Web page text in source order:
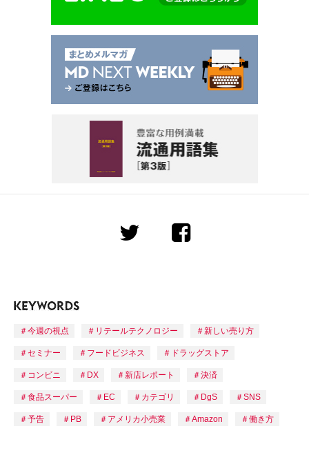
今週の視点 リテールテクノロジー 新しい売り方
セミナー フードビジネス ドラッグストア
コンビニ DX 新店レポート 決済
食品スーパー EC カテゴリ DgS SNS
予告 PB アメリカ小売業 Amazon 働き方